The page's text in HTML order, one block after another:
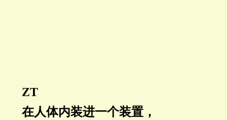
ZT
在人体内装进一个装置，